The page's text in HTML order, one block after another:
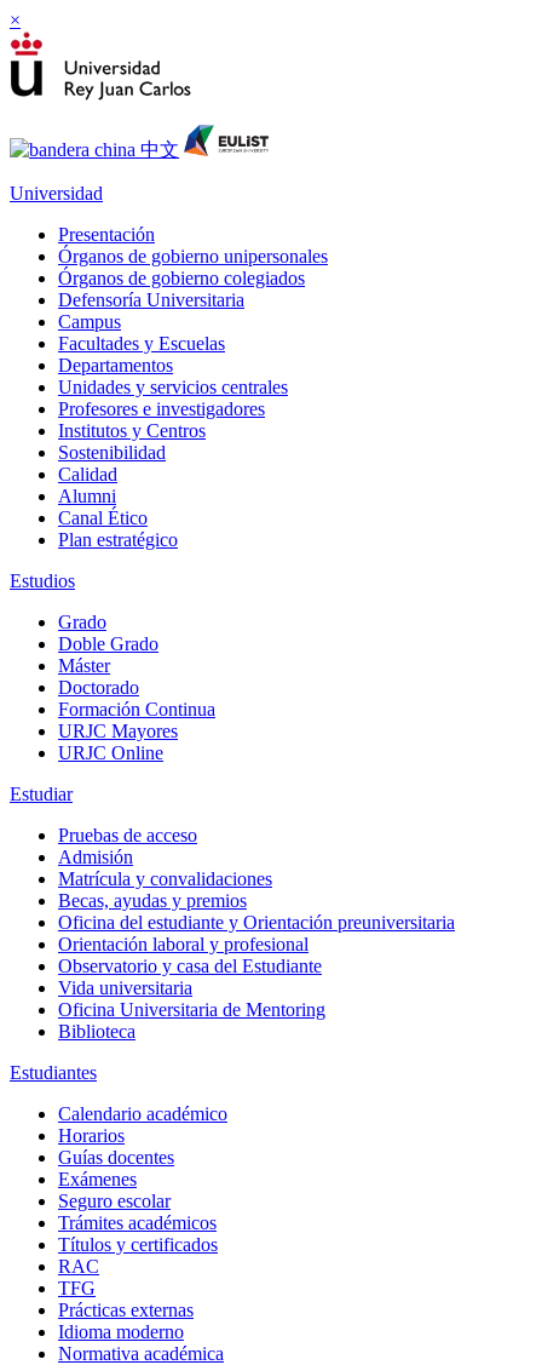
×
Universidad
Presentación
Órganos de gobierno unipersonales
Órganos de gobierno colegiados
Defensoría Universitaria
Campus
Facultades y Escuelas
Departamentos
Unidades y servicios centrales
Profesores e investigadores
Institutos y Centros
Sostenibilidad
Calidad
Alumni
Canal Ético
Plan estratégico
Estudios
Grado
Doble Grado
Máster
Doctorado
Formación Continua
URJC Mayores
URJC Online
Estudiar
Pruebas de acceso
Admisión
Matrícula y convalidaciones
Becas, ayudas y premios
Oficina del estudiante y Orientación preuniversitaria
Orientación laboral y profesional
Observatorio y casa del Estudiante
Vida universitaria
Oficina Universitaria de Mentoring
Biblioteca
Estudiantes
Calendario académico
Horarios
Guías docentes
Exámenes
Seguro escolar
Trámites académicos
Títulos y certificados
RAC
TFG
Prácticas externas
Idioma moderno
Normativa académica